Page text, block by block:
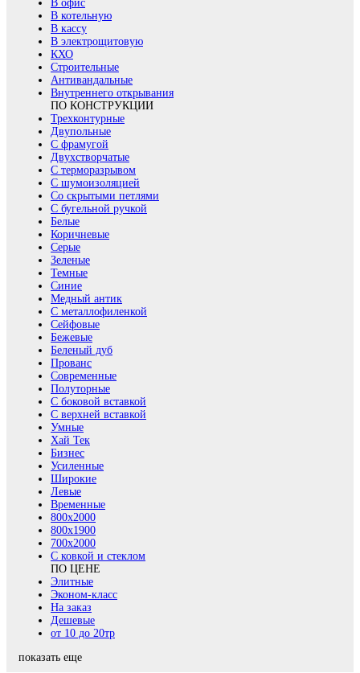
В офис
В котельную
В кассу
В электрощитовую
КХО
Строительные
Антивандальные
Внутреннего открывания
ПО КОНСТРУКЦИИ
Трехконтурные
Двупольные
С фрамугой
Двухстворчатые
С терморазрывом
С шумоизоляцией
Со скрытыми петлями
С бугельной ручкой
Белые
Коричневые
Серые
Зеленые
Темные
Синие
Медный антик
С металлофиленкой
Сейфовые
Бежевые
Беленый дуб
Прованс
Современные
Полуторные
С боковой вставкой
С верхней вставкой
Умные
Хай Тек
Бизнес
Усиленные
Широкие
Левые
Временные
800х2000
800x1900
700x2000
С ковкой и стеклом
ПО ЦЕНЕ
Элитные
Эконом-класс
На заказ
Дешевые
от 10 до 20тр
показать еще